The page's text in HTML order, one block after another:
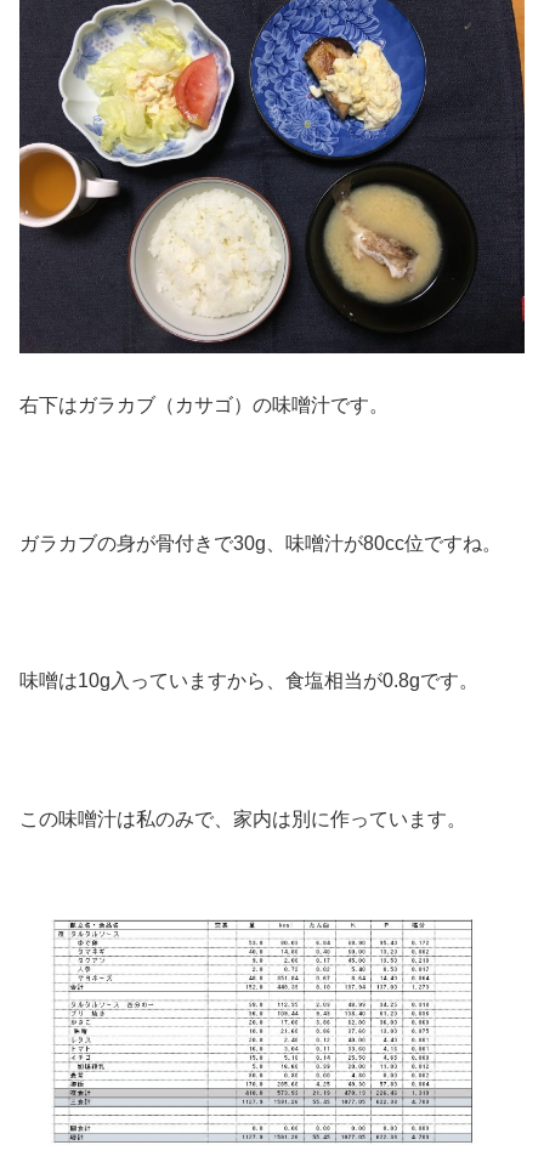
右下はガラカブ（カサゴ）の味噌汁です。
ガラカブの身が骨付きで30g、味噌汁が80cc位ですね。
味噌は10g入っていますから、食塩相当が0.8gです。
この味噌汁は私のみで、家内は別に作っています。